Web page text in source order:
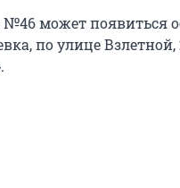
может появиться
по улице